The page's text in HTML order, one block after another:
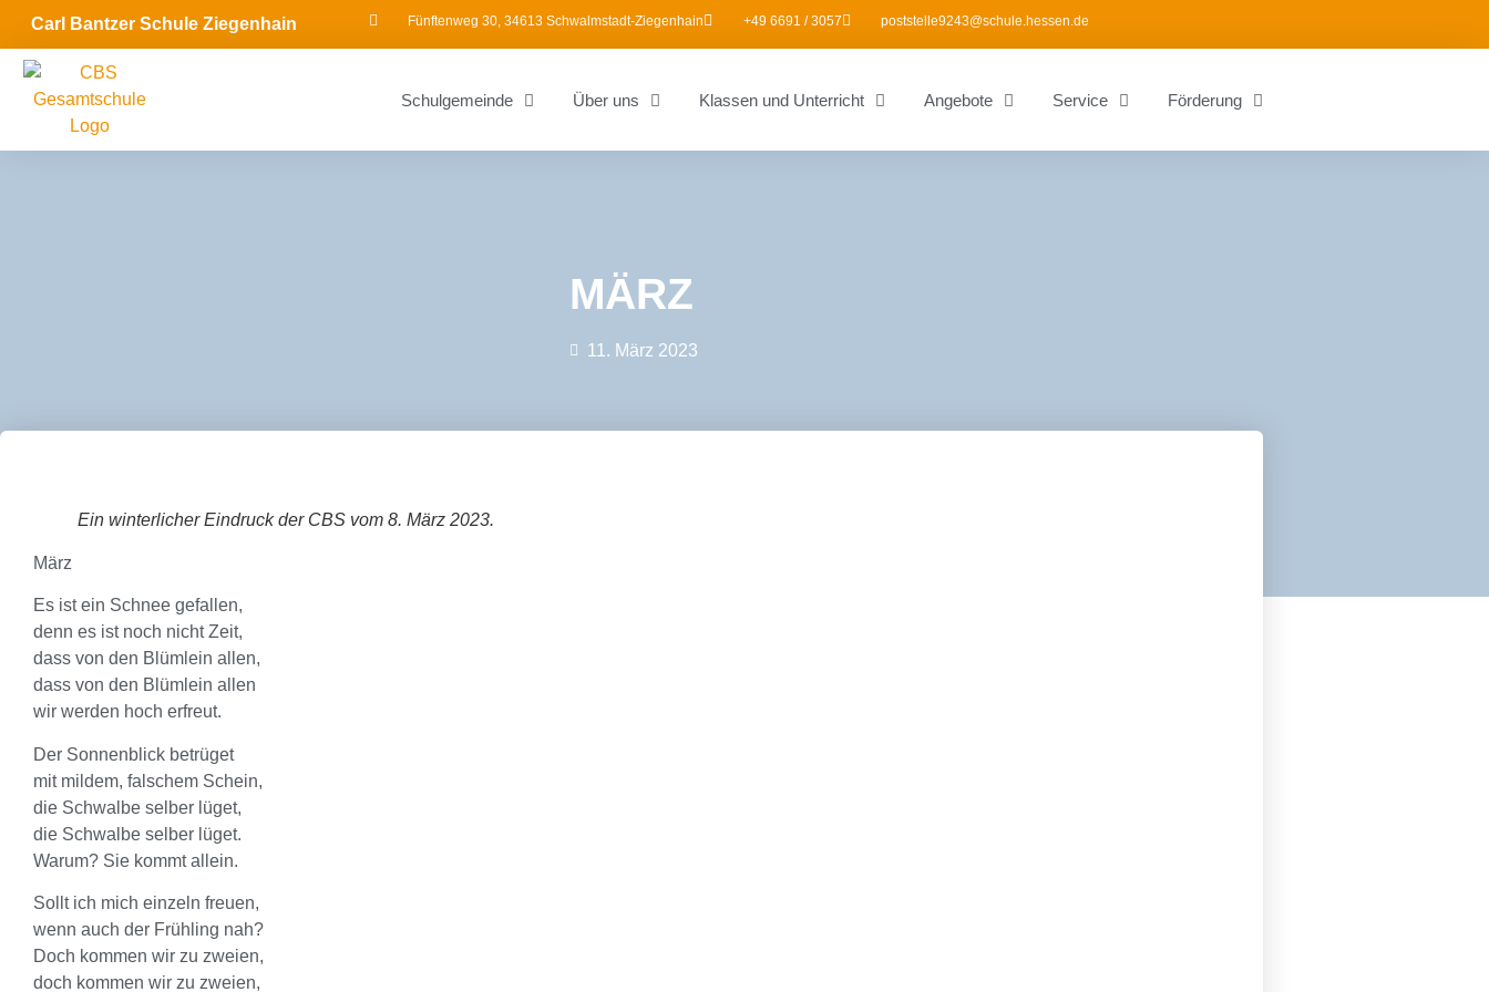
Carl Bantzer Schule Ziegenhain Fünftenweg 30, 34613 Schwalmstadt-Ziegenhain +49 6691 / 3057 poststelle9243@schule.hessen.de
Schulgemeinde Über uns Klassen und Unterricht Angebote Service Förderung
MÄRZ
11. März 2023
Ein winterlicher Eindruck der CBS vom 8. März 2023.
März
Es ist ein Schnee gefallen,
denn es ist noch nicht Zeit,
dass von den Blümlein allen,
dass von den Blümlein allen
wir werden hoch erfreut.
Der Sonnenblick betrüget
mit mildem, falschem Schein,
die Schwalbe selber lüget,
die Schwalbe selber lüget.
Warum? Sie kommt allein.
Sollt ich mich einzeln freuen,
wenn auch der Frühling nah?
Doch kommen wir zu zweien,
doch kommen wir zu zweien,